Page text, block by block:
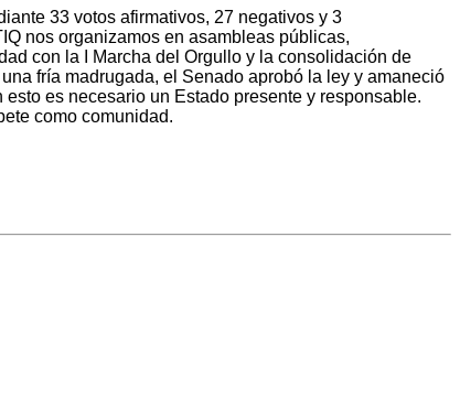
33 votos afirmativos, 27 negativos y 3
nos organizamos en asambleas públicas,
con la I Marcha del Orgullo y la consolidación de
fría madrugada, el Senado aprobó la ley y amaneció
es necesario un Estado presente y responsable.
como comunidad.